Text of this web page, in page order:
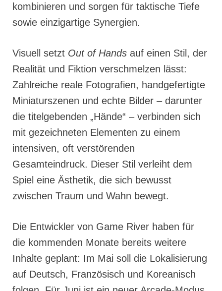
kombinieren und sorgen für taktische Tiefe
sowie einzigartige Synergien.
Visuell setzt Out of Hands auf einen Stil, der
Realität und Fiktion verschmelzen lässt:
Zahlreiche reale Fotografien, handgefertigte
Miniaturszenen und echte Bilder – darunter
die titelgebenden „Hände“ – verbinden sich
mit gezeichneten Elementen zu einem
intensiven, oft verstörenden
Gesamteindruck. Dieser Stil verleiht dem
Spiel eine Ästhetik, die sich bewusst
zwischen Traum und Wahn bewegt.
Die Entwickler von Game River haben für
die kommenden Monate bereits weitere
Inhalte geplant: Im Mai soll die Lokalisierung
auf Deutsch, Französisch und Koreanisch